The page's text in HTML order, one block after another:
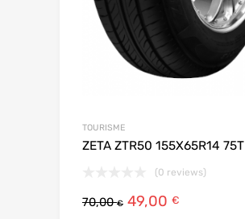
TOURISME
ZETA ZTR50 155X65R14 75T
(0 reviews)
70,00€ 49,00 €